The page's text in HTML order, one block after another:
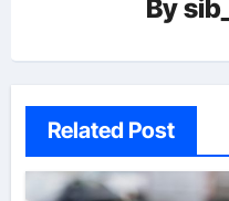
By
Related Post